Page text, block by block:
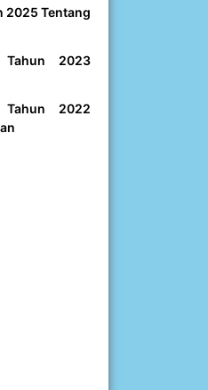
2025 Tentang
Tahun 2023
Tahun 2022